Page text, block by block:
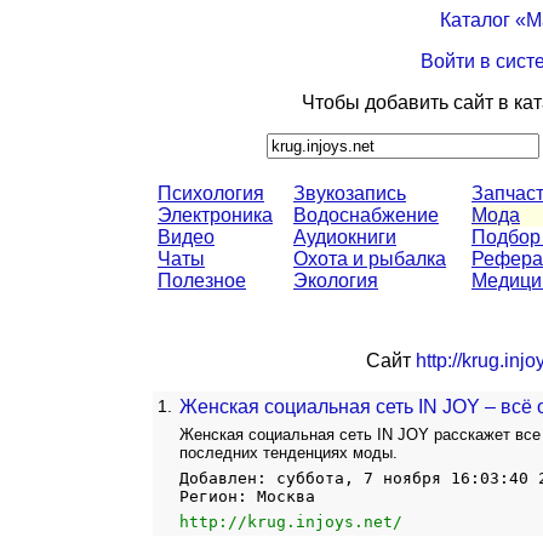
Каталог
Войти в
Чтобы добавить сайт в
Психология
Электроника
Видео
Чаты
Полезное
Звукозапись
Водоснабжение
Аудиокниги
Охота и рыбалка
Экология
Мода
Сайт http://
1. Женская социальная сеть IN JOY –
Женская социальная сеть IN JOY расскажет
последних тенденциях моды.
Добавлен: суббота, 7 ноября 16:03:40
Регион: Москва
http://krug.injoys.net/